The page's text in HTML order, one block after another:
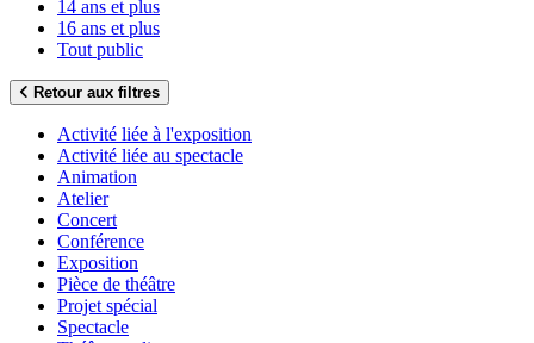
14 ans et plus
16 ans et plus
Tout public
Retour aux filtres
Activité liée à l'exposition
Activité liée au spectacle
Animation
Atelier
Concert
Conférence
Exposition
Pièce de théâtre
Projet spécial
Spectacle